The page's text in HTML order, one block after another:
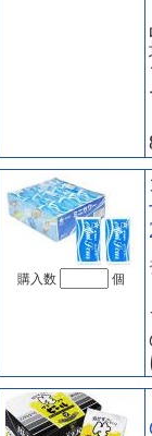
購入数 個